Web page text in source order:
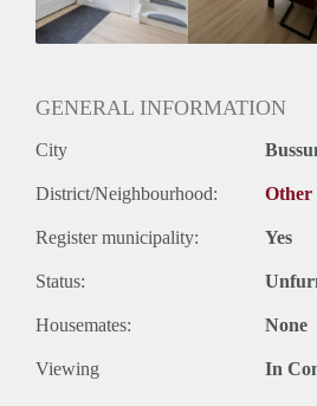
GENERAL INFORMATION
City
District/Neighbourhood: Other
Register municipality: Yes
Status:
Housemates: None
Viewing In